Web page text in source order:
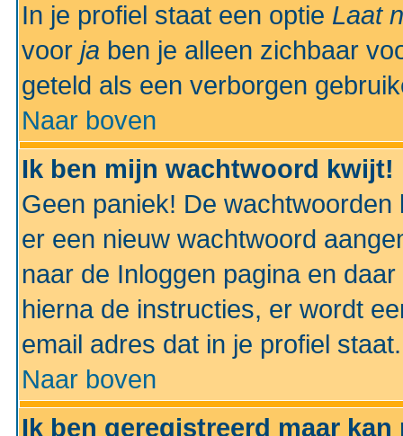
In je profiel staat een optie Laat
voor ja ben je alleen zichbaar
geteld als een verborgen
Naar boven
Ik ben mijn wachtwoord kwijt!
Geen paniek! De
er een nieuw wachtwoord
naar de Inloggen pagina en
hierna de instructies, er wordt
email adres dat in je profiel staat.
Naar boven
Ik ben geregistreerd maar